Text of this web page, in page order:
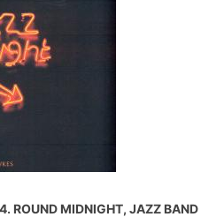
ROUND MIDNIGHT, JAZZ BAND